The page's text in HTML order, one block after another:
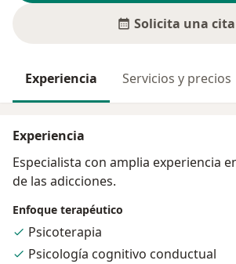
Solicita una cita
Experiencia Servicios y precios
Experiencia
Especialista con amplia experiencia
de las adicciones.
Enfoque terapéutico
Psicoterapia
Psicología cognitivo conductual